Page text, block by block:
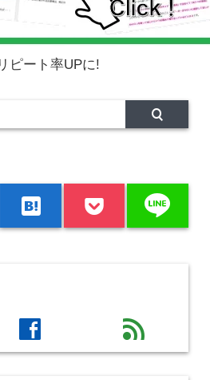
ピート率UPに!
hatenabookmark line
facebook feed